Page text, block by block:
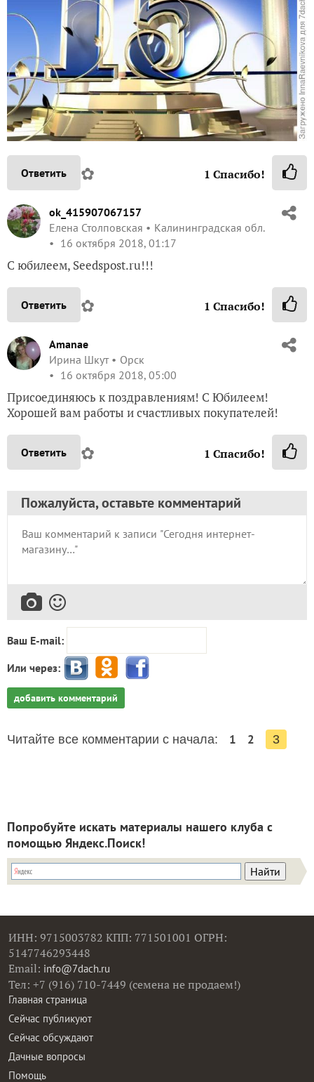
Ответить ✿ 1 Спасибо!
ok_415907067157
Елена Столповская
Калининградская обл.
16 октября 2018, 01:17
С юбилеем, Seedspost.ru!!!
Ответить ✿ 1 Спасибо!
Amanae
Ирина Шкут
Орск
16 октября 2018, 05:00
Присоединяюсь к поздравлениям! С Юбилеем!
Хорошей вам работы и счастливых покупателей!
Ответить ✿ 1 Спасибо!
Пожалуйста, оставьте комментарий
Ваш E-mail:
Или через:
добавить комментарий
Читайте все комментарии с начала: 1 2 3
Попробуйте искать материалы нашего клуба с
помощью Яндекс.Поиск!
ИНН: 9715003782 КПП: 771501001 ОГРН:
5147746293448
Email: info@7dach.ru
Тел: +7 (916) 710-7449 (семена не продаем!)
Главная страница
Сейчас публикуют
Сейчас обсуждают
Дачные вопросы
Помощь